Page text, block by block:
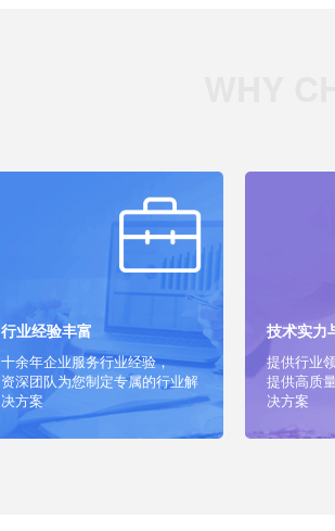
行业经验丰富
十余年企业服务行业经验，
资深团队为您制定专属的行业解
决方案
技术实力
提供行业
提供高质
决方案